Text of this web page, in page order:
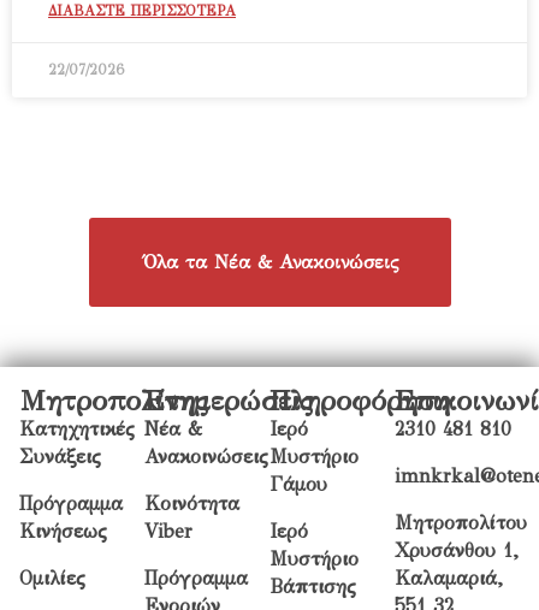
ΔΙΑΒΑΣΤΕ ΠΕΡΙΣΣΟΤΕΡΑ
22/07/2026
Όλα τα Νέα & Ανακοινώσεις
Μητροπολίτης
Κατηχητικές
Συνάξεις
Πρόγραμμα
Κινήσεως
Ομιλίες
Ενημερώσεις
Νέα &
Ανακοινώσεις
Κοινότητα
Viber
Πρόγραμμα
Πληροφόρηση
Ιερό
Μυστήριο
Γάμου
Ιερό
Μυστήριο
Βάπτισης
2310 481 810
Μητροπολίτου
Χρυσάνθου 1,
Καλαμαριά,